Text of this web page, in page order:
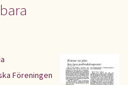
Föreningen